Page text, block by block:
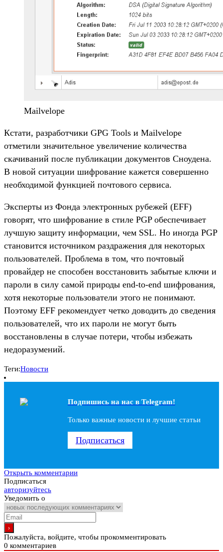
Mailvelope
Кстати, разработчики GPG Tools и Mailvelope
отметили значительное увеличение количества
скачиваний после публикации документов Сноудена.
В новой ситуации шифрование кажется совершенно
необходимой функцией почтового сервиса.
Эксперты из Фонда электронных рубежей (EFF)
говорят, что шифрование в стиле PGP обеспечивает
лучшую защиту информации, чем SSL. Но иногда PGP
становится источником раздражения для некоторых
пользователей. Проблема в том, что почтовый
провайдер не способен восстановить забытые ключи и
пароли в силу самой природы end-to-end шифрования,
хотя некоторые пользователи этого не понимают.
Поэтому EFF рекомендует четко доводить до сведения
пользователей, что их пароли не могут быть
восстановлены в случае потери, чтобы избежать
недоразумений.
Теги:Новости
Подпишись на наc в Telegram!
Только важные новости и лучшие статьи
Подписаться
Открыть комментарии
Подписаться
авторизуйтесь
Уведомить о
Пожалуйста, войдите, чтобы прокомментировать
0 комментариев